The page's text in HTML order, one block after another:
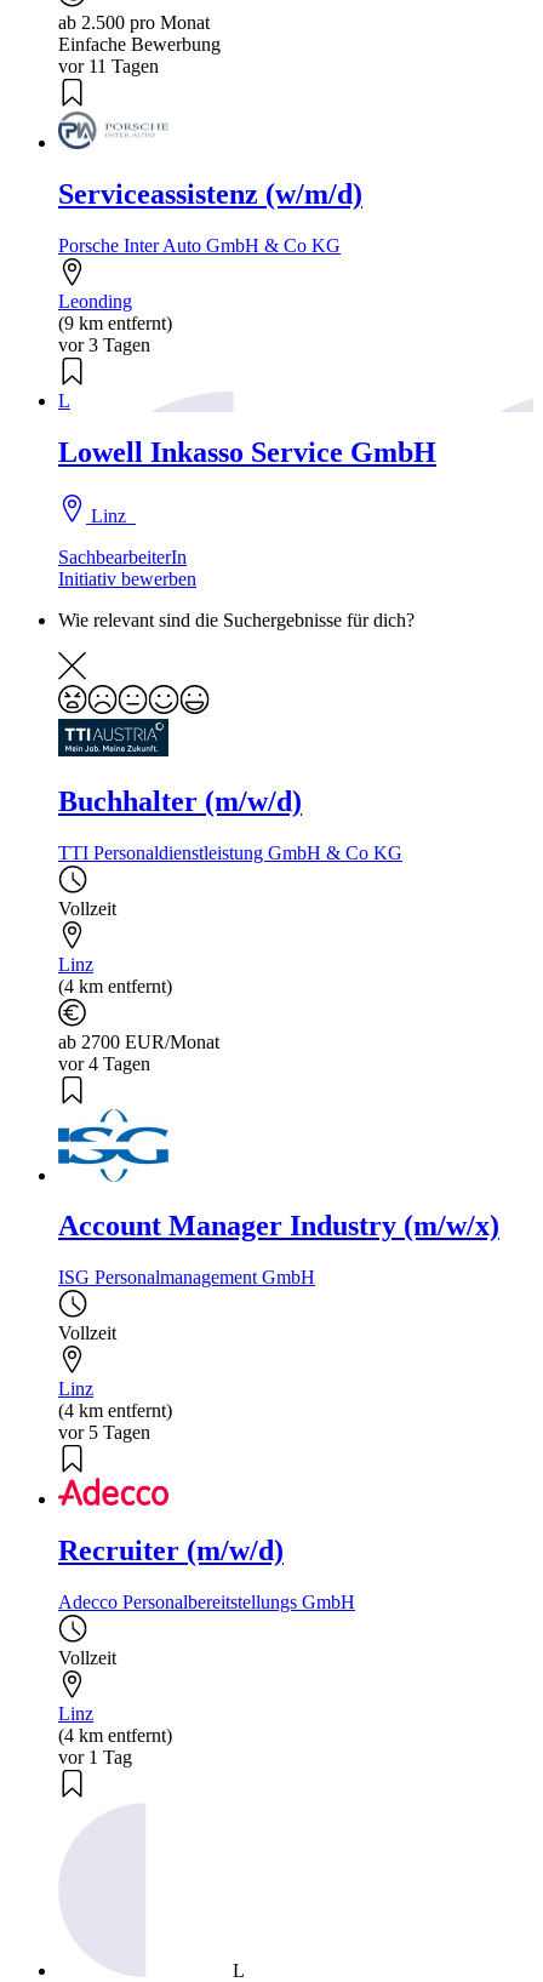
ab 2.500 pro Monat
Einfache Bewerbung
vor 11 Tagen
Serviceassistenz (w/m/d)
Porsche Inter Auto GmbH & Co KG
Leonding
(9 km entfernt)
vor 3 Tagen
L
Lowell Inkasso Service GmbH
Linz
SachbearbeiterIn
Initiativ bewerben
Wie relevant sind die Suchergebnisse für dich?
Buchhalter (m/w/d)
TTI Personaldienstleistung GmbH & Co KG
Vollzeit
Linz
(4 km entfernt)
ab 2700 EUR/Monat
vor 4 Tagen
Account Manager Industry (m/w/x)
ISG Personalmanagement GmbH
Vollzeit
Linz
(4 km entfernt)
vor 5 Tagen
Recruiter (m/w/d)
Adecco Personalbereitstellungs GmbH
Vollzeit
Linz
(4 km entfernt)
vor 1 Tag
L